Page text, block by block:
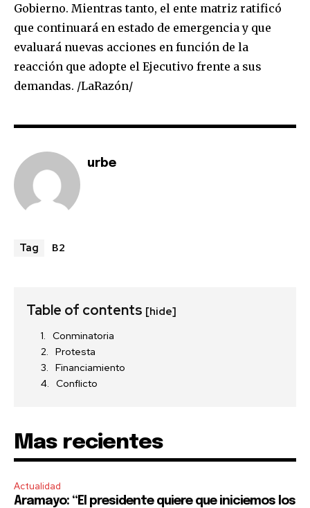
Gobierno. Mientras tanto, el ente matriz ratificó
que continuará en estado de emergencia y que
evaluará nuevas acciones en función de la
reacción que adopte el Ejecutivo frente a sus
demandas. /LaRazón/
urbe
Tag B2
Table of contents [hide]
Conminatoria
Protesta
Financiamiento
Conflicto
Mas recientes
Actualidad
Aramayo: “El presidente quiere que iniciemos los